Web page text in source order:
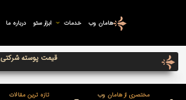
هامان وب خدمات ابزار سئو درباره ما
قیمت پوسته شرکتی
مختصری از هامان وب تازه ترین مقالات